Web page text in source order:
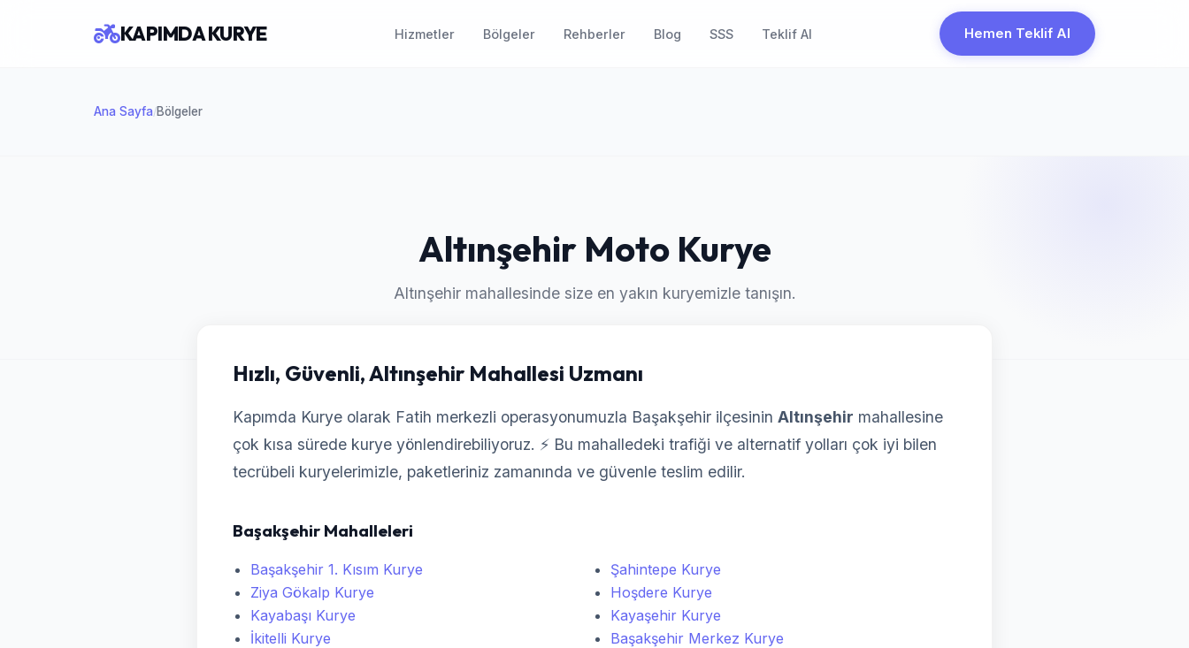
Ana Sayfa/Bölgeler
KAPIMDA KURYE Hizmetler Bölgeler Rehberler Blog SSS Teklif Al Hemen Teklif Al
Altınşehir Moto Kurye
Altınşehir mahallesinde size en yakın kuryemizle tanışın.
Hızlı, Güvenli, Altınşehir Mahallesi Uzmanı
Kapımda Kurye olarak Fatih merkezli operasyonumuzla Başakşehir ilçesinin Altınşehir mahallesine
çok kısa sürede kurye yönlendirebiliyoruz. ⚡ Bu mahalledeki trafiği ve alternatif yolları çok iyi bilen
tecrübeli kuryelerimizle, paketleriniz zamanında ve güvenle teslim edilir.
Başakşehir Mahalleleri
Başakşehir 1. Kısım Kurye
Ziya Gökalp Kurye
Kayabaşı Kurye
İkitelli Kurye
Şahintepe Kurye
Hoşdere Kurye
Kayaşehir Kurye
Başakşehir Merkez Kurye